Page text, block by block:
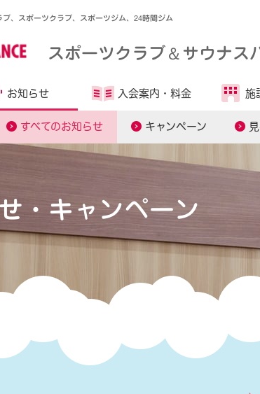
、スポーツクラブ、スポーツジム、24時間ジム
スポーツクラブ＆サウナス
お知らせ
すべてのお知らせ キャンペーン
入会案内・ 料金 施
・キャンペーン